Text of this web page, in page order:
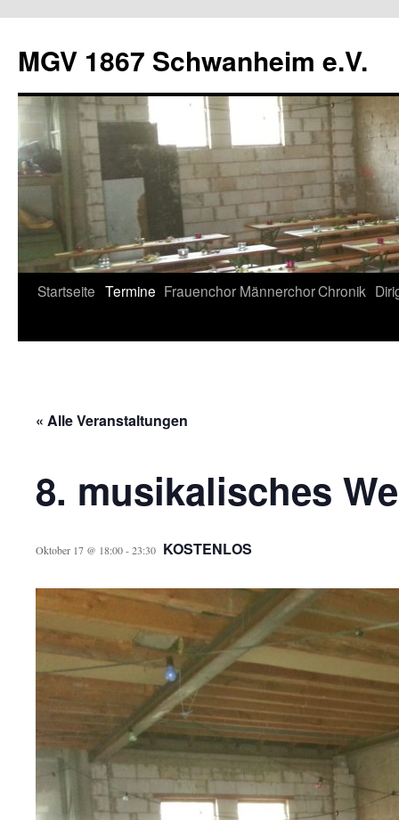
springen
MGV 1867 Schwanheim e.V.
Startseite Termine Frauenchor MännerchorChronik
« Alle Veranstaltungen
8. musikalisches
Oktober 17 @ 18:00-23:30 KOSTENLOS